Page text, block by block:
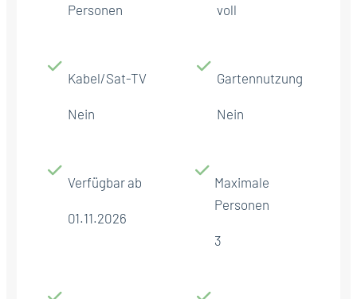
Personen voll
Kabel/Sat-TV
Nein
Gartennutzung
Nein
Verfügbar ab
01.11.2026
Maximale
Personen
3